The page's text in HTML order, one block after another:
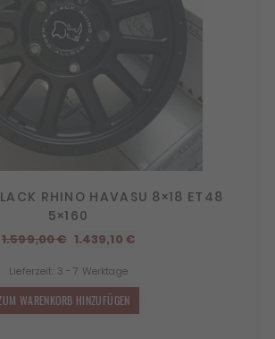
RHINO HAVASU 8×18 ET48
5×160
1.599,00€ Ursprünglicher
war:
1.599,00 €
1.439,10 €Aktueller
Lieferzeit: 3 - 7 Werktage
WARENKORB HINZUFÜGEN